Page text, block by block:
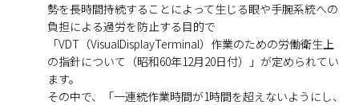
勢を長時間持続することによって生じる眼や手腕系統への
負担による過労を防止する目的で
「VDT（VisualDisplayTerminal）作業のための労働衛生上
の指針について（昭和60年12月20日付）」が定められてい
ます。
その中で、「一連続作業時間が1時間を超えないようにし、